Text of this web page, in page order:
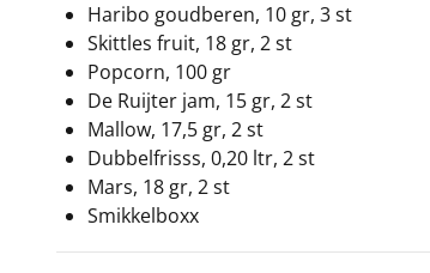
Haribo goudberen, 10 gr, 3 st
Skittles fruit, 18 gr, 2 st
Popcorn, 100 gr
De Ruijter jam, 15 gr, 2 st
Mallow, 17,5 gr, 2 st
Dubbelfrisss, 0,20 ltr, 2 st
Mars, 18 gr, 2 st
Smikkelboxx